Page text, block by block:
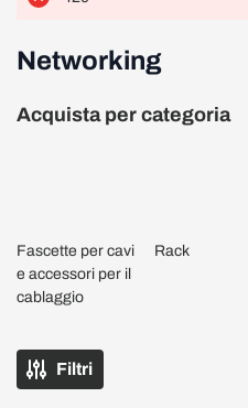
Networking
Acquista per categoria
Fascette per cavi
e accessori per il
cablaggio
Rack
Filtri